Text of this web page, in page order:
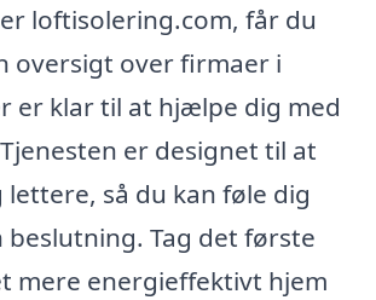
loftisolering.com, får du
oversigt over firmaer i
er klar til at hjælpe dig med
er designet til at
så du kan føle dig
beslutning. Tag det første
mere energieffektivt hjem